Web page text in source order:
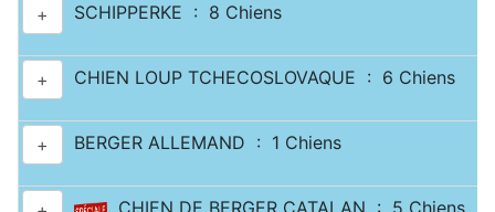
+ SCHIPPERKE : 8 Chiens
+ CHIEN LOUP TCHECOSLOVAQUE : 6 Chiens
+ BERGER ALLEMAND : 1 Chiens